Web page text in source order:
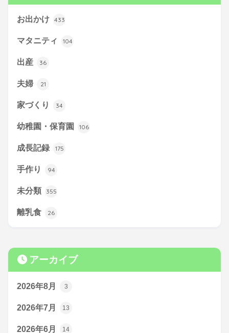
お出かけ 433
マタニティ 104
出産 36
夫婦 21
家づくり 34
幼稚園・保育園 106
成長記録 175
手作り 94
未分類 355
離乳食 26
アーカイブ
2026年8月 3
2026年7月 13
2026年6月 14